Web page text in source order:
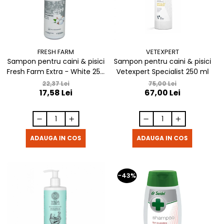
FRESH FARM
Sampon pentru caini & pisici
Fresh Farm Extra - White 250
ml
22,37 Lei
17,58 Lei
ADAUGA IN COS
VETEXPERT
Sampon pentru caini & pisici
Vetexpert Specialist 250 ml
75,00 Lei
67,00 Lei
ADAUGA IN COS
-43%